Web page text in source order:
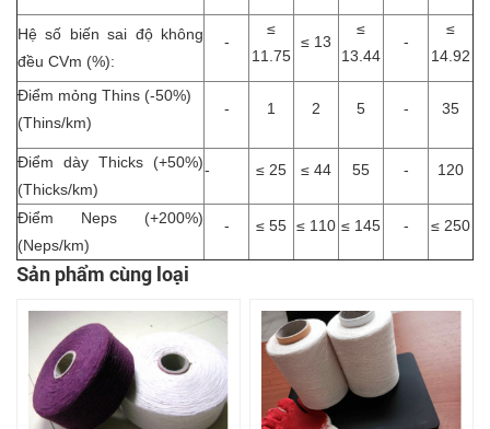
Hệ số biến sai độ không
đều CVm (%):
-
≤
11.75
≤ 13
≤
13.44
-
≤
14.92
Điểm mỏng Thins (-50%)
(Thins/km)
- 1 2 5 - 35
Điểm dày Thicks (+50%)
(Thicks/km)
- ≤ 25 ≤ 44 55 - 120
Điểm Neps (+200%)
(Neps/km)
- ≤ 55 ≤ 110 ≤ 145 - ≤ 250
Sản phẩm cùng loại